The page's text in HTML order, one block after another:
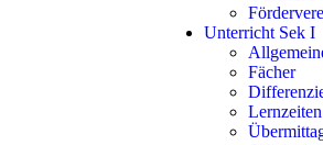
Unterricht Sek I
Fächer
Lernzeiten